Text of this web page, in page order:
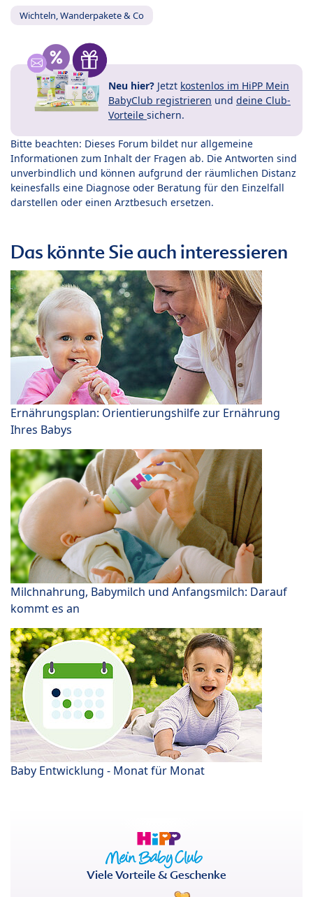
Wichteln, Wanderpakete & Co
Neu hier? Jetzt kostenlos im HiPP Mein
BabyClub registrieren und deine Club-
Vorteile sichern.
Bitte beachten: Dieses Forum bildet nur allgemeine
Informationen zum Inhalt der Fragen ab. Die Antworten sind
unverbindlich und können aufgrund der räumlichen Distanz
keinesfalls eine Diagnose oder Beratung für den Einzelfall
darstellen oder einen Arztbesuch ersetzen.
Das könnte Sie auch interessieren
Ernährungsplan: Orientierungshilfe zur Ernährung
Ihres Babys
Milchnahrung, Babymilch und Anfangsmilch: Darauf
kommt es an
Baby Entwicklung - Monat für Monat
Viele Vorteile & Geschenke